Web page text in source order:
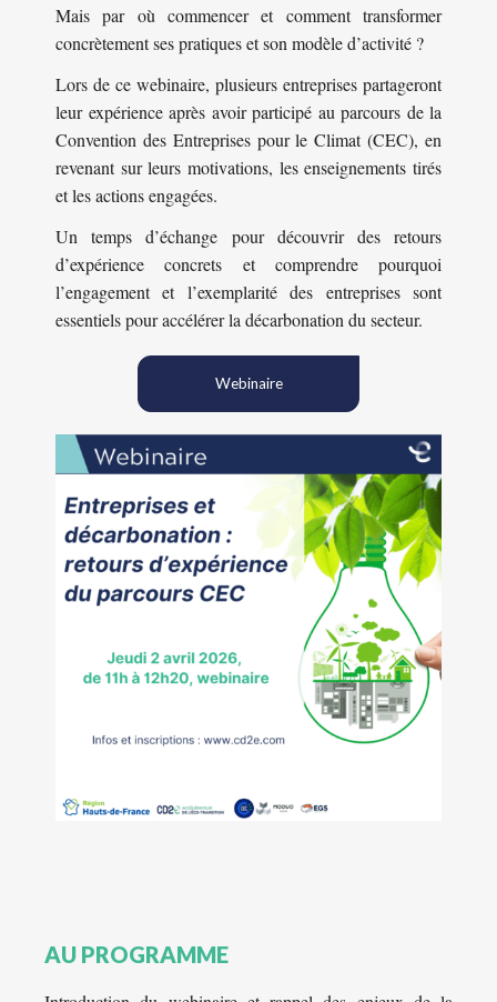
Mais par où commencer et comment transformer
concrètement ses pratiques et son modèle d’activité ?
Lors de ce webinaire, plusieurs entreprises partageront
leur expérience après avoir participé au parcours de la
Convention des Entreprises pour le Climat (CEC), en
revenant sur leurs motivations, les enseignements tirés
et les actions engagées.
Un temps d’échange pour découvrir des retours
d’expérience concrets et comprendre pourquoi
l’engagement et l’exemplarité des entreprises sont
essentiels pour accélérer la décarbonation du secteur.
Webinaire
AU PROGRAMME